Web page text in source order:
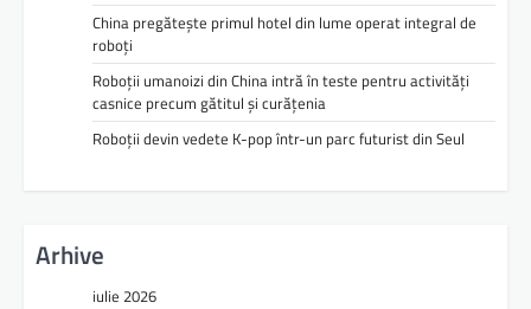
China pregătește primul hotel din lume operat integral de
roboți
Roboții umanoizi din China intră în teste pentru activități
casnice precum gătitul și curățenia
Roboții devin vedete K-pop într-un parc futurist din Seul
Arhive
iulie 2026